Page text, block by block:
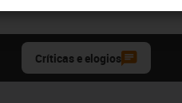
Críticas e elogios